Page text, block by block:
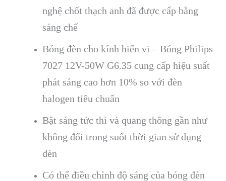
nghệ chốt thạch anh đã được cấp bằng
sáng chế
Bóng đèn cho kính hiển vi – Bóng Philips
7027 12V-50W G6.35 cung cấp hiệu suất
phát sáng cao hơn 10% so với đèn
halogen tiêu chuẩn
Bật sáng tức thì và quang thông gần như
không đổi trong suốt thời gian sử dụng
đèn
Có thể điều chỉnh độ sáng của bóng đèn